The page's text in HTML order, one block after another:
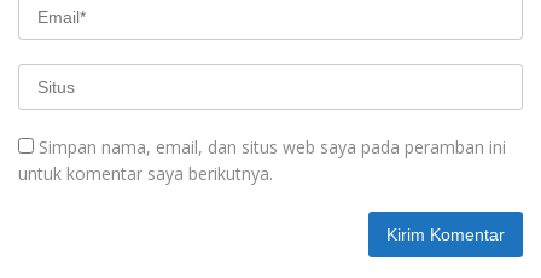
Simpan nama, email, dan situs web saya pada peramban ini
untuk komentar saya berikutnya.